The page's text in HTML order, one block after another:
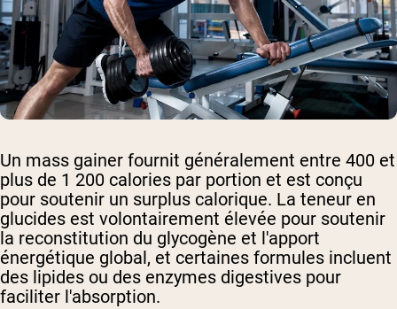
Un mass gainer fournit généralement entre 400 et
plus de 1 200 calories par portion et est conçu
pour soutenir un surplus calorique. La teneur en
glucides est volontairement élevée pour soutenir
la reconstitution du glycogène et l'apport
énergétique global, et certaines formules incluent
des lipides ou des enzymes digestives pour
faciliter l'absorption.